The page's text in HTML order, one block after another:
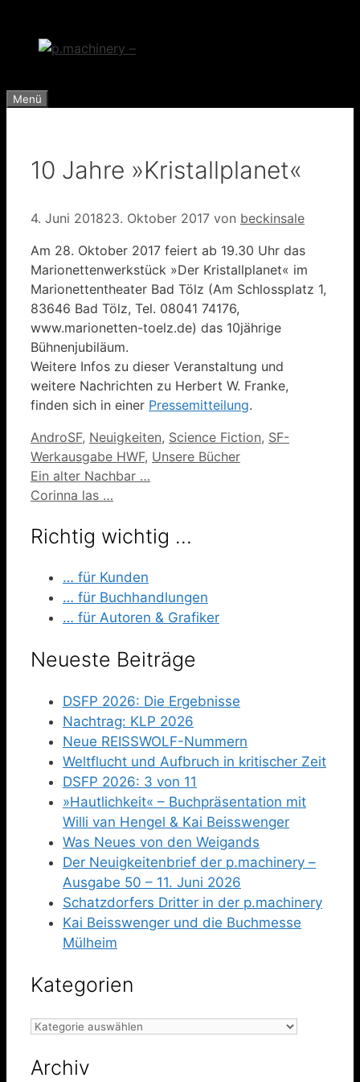
springen
Menü
10 Jahre »Kristallplanet«
4. Juni 201823. Oktober 2017 von beckinsale
Am 28. Oktober 2017 feiert ab 19.30 Uhr das
Marionettenwerkstück »Der Kristallplanet« im
Marionettentheater Bad Tölz (Am Schlossplatz 1,
83646 Bad Tölz, Tel. 08041 74176,
www.marionetten-toelz.de) das 10jährige
Bühnenjubiläum.
Weitere Infos zu dieser Veranstaltung und
weitere Nachrichten zu Herbert W. Franke,
finden sich in einer Pressemitteilung.
Kategorien
AndroSF, Neuigkeiten, Science Fiction, SF-
Werkausgabe HWF, Unsere Bücher
Ein alter Nachbar …
Corinna las …
Richtig wichtig …
… für Kunden
… für Buchhandlungen
… für Autoren & Grafiker
Neueste Beiträge
DSFP 2026: Die Ergebnisse
Nachtrag: KLP 2026
Neue REISSWOLF-Nummern
Weltflucht und Aufbruch in kritischer Zeit
DSFP 2026: 3 von 11
»Hautlichkeit« – Buchpräsentation mit
Willi van Hengel & Kai Beisswenger
Was Neues von den Weigands
Der Neuigkeitenbrief der p.machinery –
Ausgabe 50 – 11. Juni 2026
Schatzdorfers Dritter in der p.machinery
Kai Beisswenger und die Buchmesse
Mülheim
Kategorien
Kategorien
Archiv